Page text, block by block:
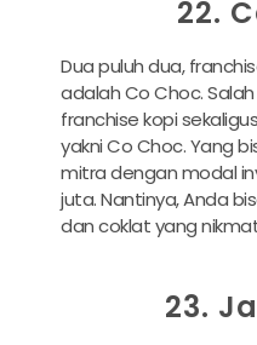
22.
Dua puluh dua,
adalah Co Choc.
franchise kopi
yakni Co Choc. Yang
mitra dengan modal
juta. Nantinya, Anda
dan coklat yang
23.